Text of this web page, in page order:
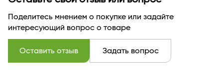
Поделитесь мнением о покупке или задайте
интересующий вопрос о товаре
Оставить отзыв Задать вопрос